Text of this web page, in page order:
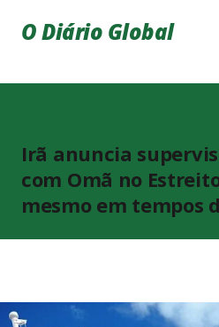
Pular para o
O Diário Global
Irã anuncia
com Omã no
mesmo em tempos